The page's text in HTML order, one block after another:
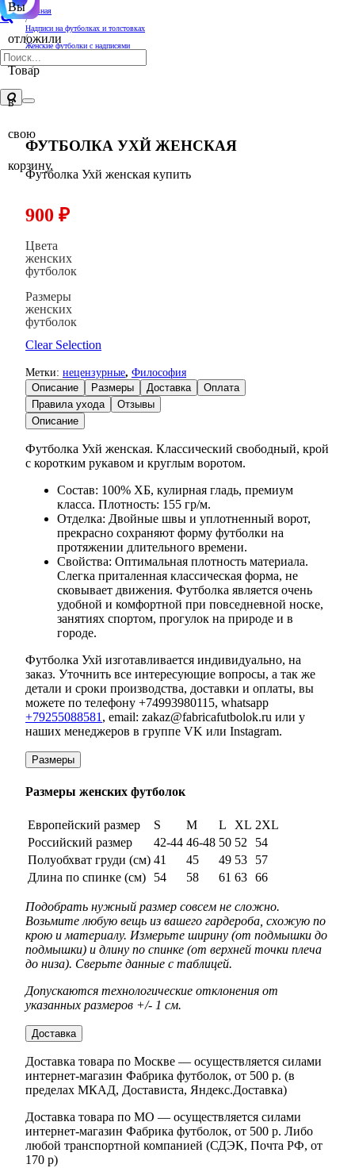
Вы
отложили
Товар
в
свою
корзину.
Главная
/
Надписи на футболках и толстовках
/
Женские футболки с надписями
/
Футболка Ухй женская
ФУТБОЛКА УХЙ ЖЕНСКАЯ
Футболка Ухй женская купить
900 ₽
Цвета
женских
футболок
Размеры
женских
футболок
Clear Selection
Метки: нецензурные, Философия
Описание
Размеры Доставка
Оплата
Правила ухода
Отзывы
Описание
Футболка Ухй женская. Классический свободный, крой
с коротким рукавом и круглым воротом.
Состав: 100% ХБ, кулирная гладь, премиум
класса. Плотность: 155 гр/м.
Отделка: Двойные швы и уплотненный ворот,
прекрасно сохраняют форму футболки на
протяжении длительного времени.
Свойства: Оптимальная плотность материала.
Слегка приталенная классическая форма, не
сковывает движения. Футболка является очень
удобной и комфортной при повседневной носке,
занятиях спортом, прогулок на природе и в
городе.
Футболка Ухй изготавливается индивидуально, на
заказ. Уточнить все интересующие вопросы, а так же
детали и сроки производства, доставки и оплаты, вы
можете по телефону +74993980115, whatsapp
+79255088581 , email: zakaz@fabricafutbolok.ru или у
наших менеджеров в группе VK или Instagram.
Размеры
Размеры женских футболок
Европейский размер S M L XL 2XL
Российский размер
42-44 46-48 50 52
54
Полуобхват груди (см) 41 45 49 53
57
Длина по спинке (см)
54 58 61 63 66
Подобрать нужный размер совсем не сложно.
Возьмите любую вещь из вашего гардероба, схожую по
крою и материалу. Измерьте ширину (от подмышки до
подмышки) и длину по спинке (от верхней точки плеча
до низа). Сверьте данные с таблицей.
Допускаются технологические отклонения от
указанных размеров +/- 1 см.
Доставка
Доставка товара по Москве — осуществляется силами
интернет-магазин Фабрика футболок, от 500 р. (в
пределах МКАД, Достависта, Яндекс.Доставка)
Доставка товара по МО — осуществляется силами
интернет-магазин Фабрика футболок, от 500 р. Либо
любой транспортной компанией (СДЭК, Почта РФ, от
170 р)